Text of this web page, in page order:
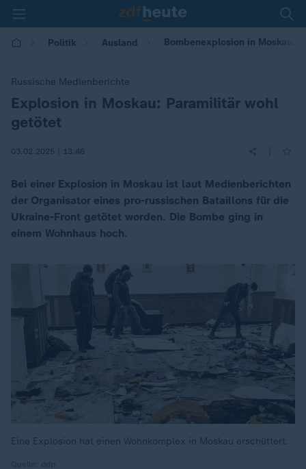
Politik Ausland Bombenexplosion in Moskau:
Russische Medienberichte
:Explosion in Moskau: Paramilitär wohl
getötet
03.02.2025 | 13:46
Bei einer Explosion in Moskau ist laut Medienberichten
der Organisator eines pro-russischen Bataillons für die
Ukraine-Front getötet worden. Die Bombe ging in
einem Wohnhaus hoch.
Eine Explosion hat einen Wohnkomplex in Moskau erschüttert.